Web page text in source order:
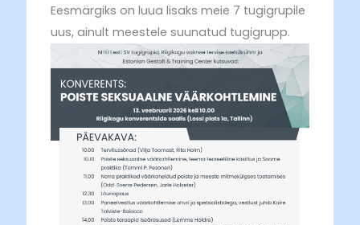
Eesmärgiks on luua lisaks meie 7 tugigrupile
uus, ainult meestele suunatud tugigrupp.